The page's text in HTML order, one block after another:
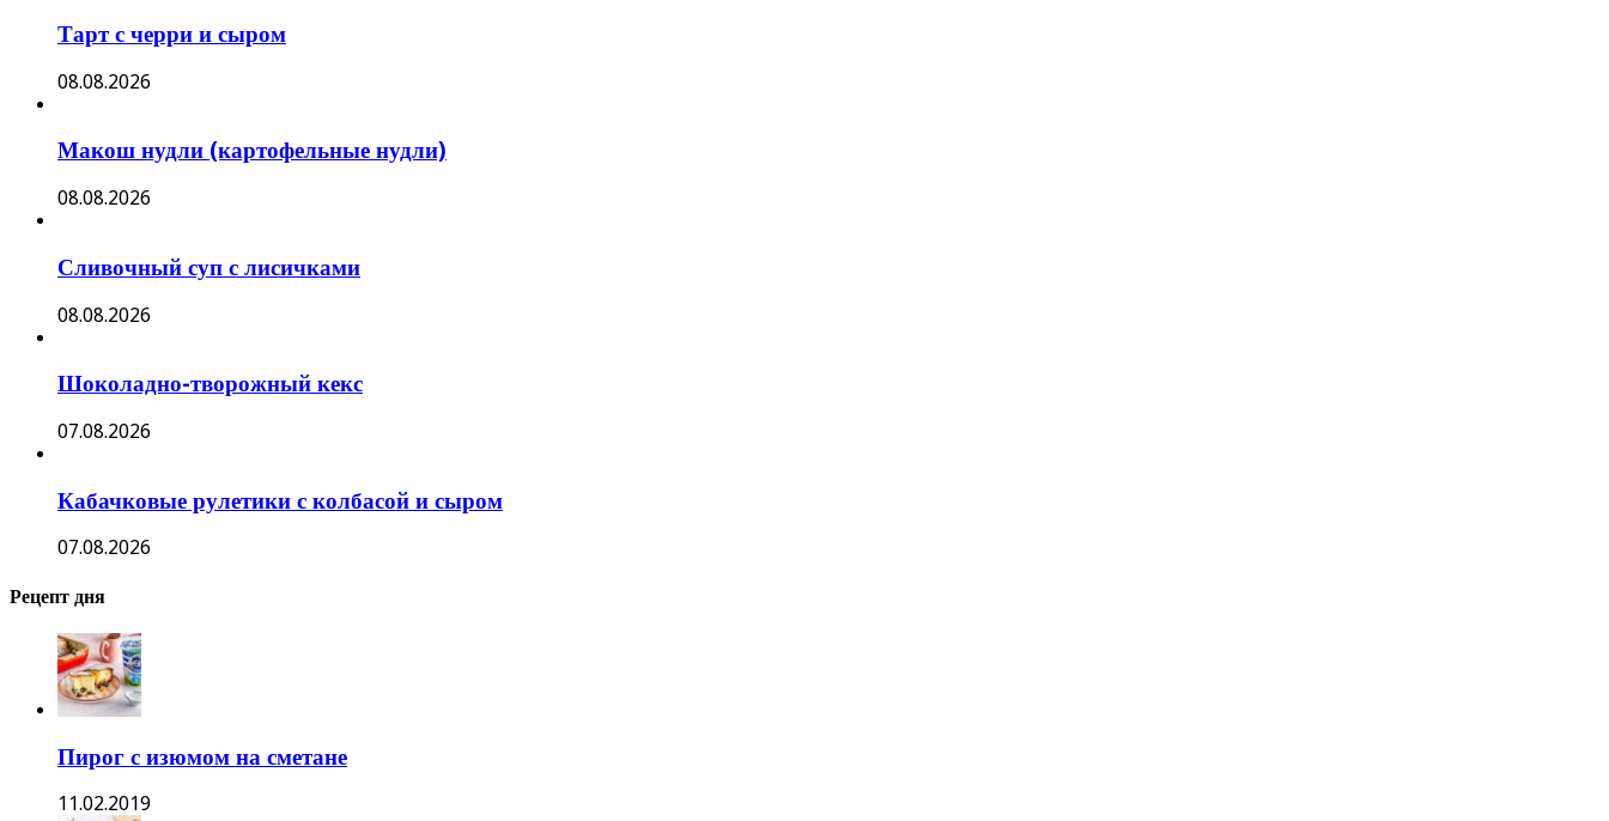
Тарт с черри и сыром
08.08.2026
Макош нудли (картофельные нудли)
08.08.2026
Сливочный суп с лисичками
08.08.2026
Шоколадно-творожный кекс
07.08.2026
Кабачковые рулетики с колбасой и сыром
07.08.2026
Рецепт дня
Пирог с изюмом на сметане
11.02.2019